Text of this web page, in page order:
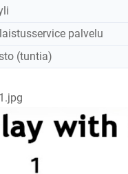
palvelu
(tuntia)